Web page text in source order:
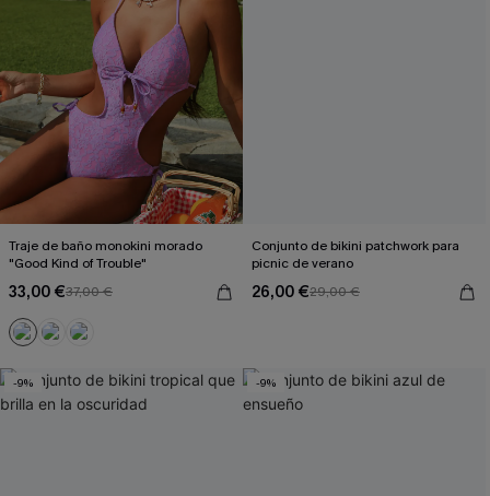
Traje de baño monokini morado
"Good Kind of Trouble"
33,00 €37,00 €
Conjunto de bikini patchwork para
picnic de verano
26,00 €29,00 €
-9% -9%